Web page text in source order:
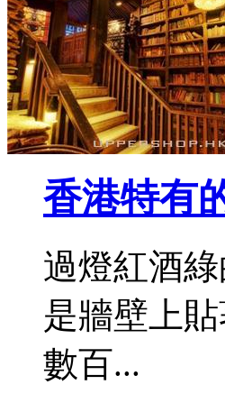
香港特有
過燈紅酒
是牆壁上
數百...